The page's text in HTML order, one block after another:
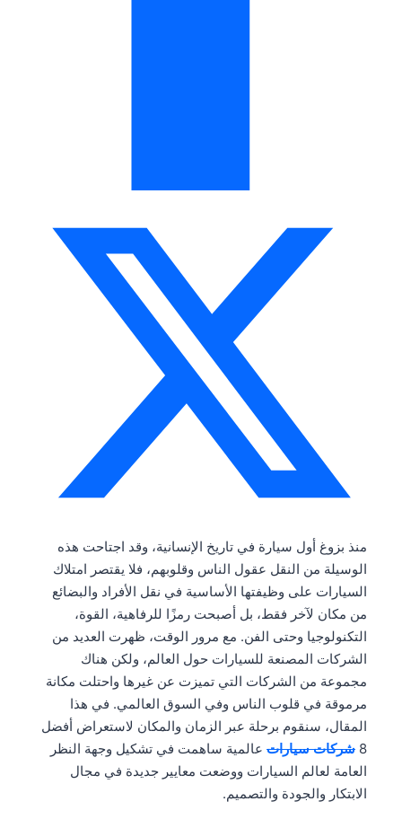
منذ بزوغ أول سيارة في تاريخ الإنسانية، وقد اجتاحت هذه
الوسيلة من النقل عقول الناس وقلوبهم، فلا يقتصر امتلاك
السيارات على وظيفتها الأساسية في نقل الأفراد والبضائع
من مكان لآخر فقط، بل أصبحت رمزًا للرفاهية، القوة،
التكنولوجيا وحتى الفن. مع مرور الوقت، ظهرت العديد من
الشركات المصنعة للسيارات حول العالم، ولكن هناك
مجموعة من الشركات التي تميزت عن غيرها واحتلت مكانة
مرموقة في قلوب الناس وفي السوق العالمي. في هذا
المقال، سنقوم برحلة عبر الزمان والمكان لاستعراض أفضل
8 شركات سيارات عالمية ساهمت في تشكيل وجهة النظر
العامة لعالم السيارات ووضعت معايير جديدة في مجال
الابتكار والجودة والتصميم.